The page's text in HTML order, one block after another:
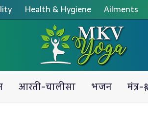
Health & Hygiene Ailments
आरती-चालीसा भजन मंत्र-